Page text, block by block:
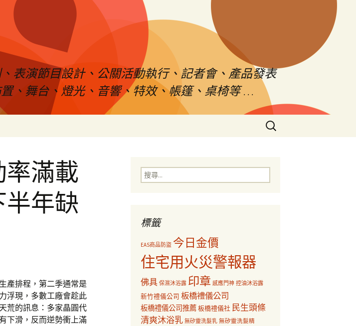
表演節目設計、公關活動執行、記者會、產品發表
、舞台、燈光、音響、特效、帳篷、桌椅等 …
搜
尋
字:
滿載
年缺
產排程，第二季通常是
浮現，多數工廠會趁此
荒的訊息：多家晶圓代
下滑，反而逆勢衝上滿
搜
尋
標籤
EAS商品防盜 今日金價
住宅用火災警報器
佛具 保濕沐浴露 印章 感應門神 控油沐浴露
新竹禮儀公司 板橋禮儀公司
板橋禮儀公司推薦板橋禮儀社 民生頭條
清爽沐浴乳 無矽靈洗髮乳 無矽靈洗髮精